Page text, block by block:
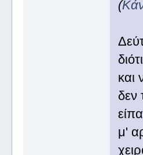
(
και
δεν
μ'